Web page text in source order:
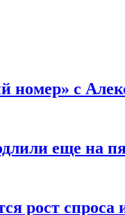
номер» с
еще на
рост спроса